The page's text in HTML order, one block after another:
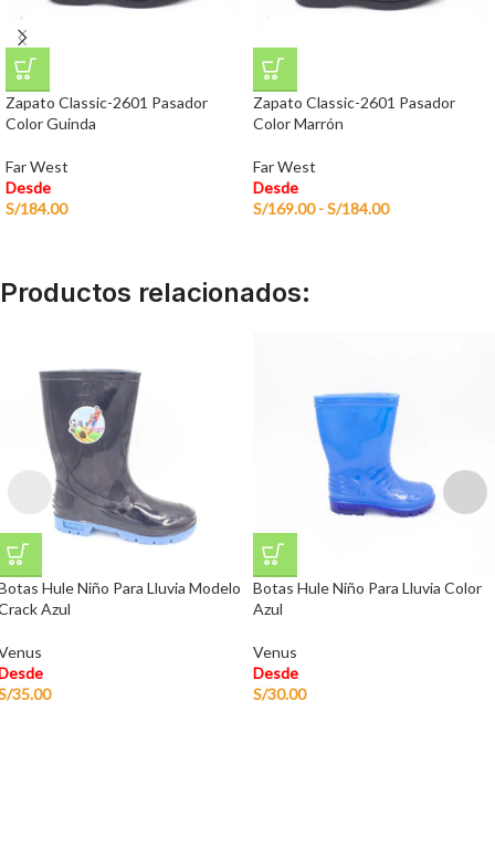
Zapato Classic-2601 Pasador
Color Guinda
Far West
Desde
S/184.00
Zapato Classic-2601 Pasador
Color Marrón
Far West
Desde
S/169.00 -S/184.00
Productos relacionados:
Hule Niño Para Lluvia Modelo
Azul
35.00
Botas Hule Niño Para Lluvia Color
Azul
Venus
Desde
S/30.00